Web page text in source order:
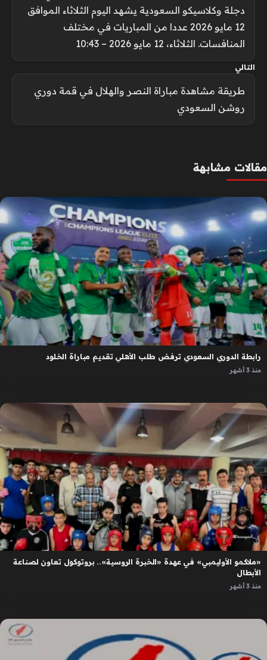
دجلة وكلاسيكو السعودية يشهد اليوم الثلاثاء الموافق
12 مايو 2026 عددا من المباريات في مختلف
المنافسات. الثلاثاء، 12 مايو 2026 – 10:43
التالي
طريقة مشاهدة مباراة النصر والهلال في قمة دوري
روشن السعودي
مقالات مشابهة
رابطة الدوري السعودي ترفض طلب الأهلي تقديم مباراة الخلود
منذ 3 أشهر
«ملاكمو الأوليمبي» في عهدة «الخبرة الروسية».. بروتوكول تعاون لصناعة
الأبطال
منذ 3 أشهر